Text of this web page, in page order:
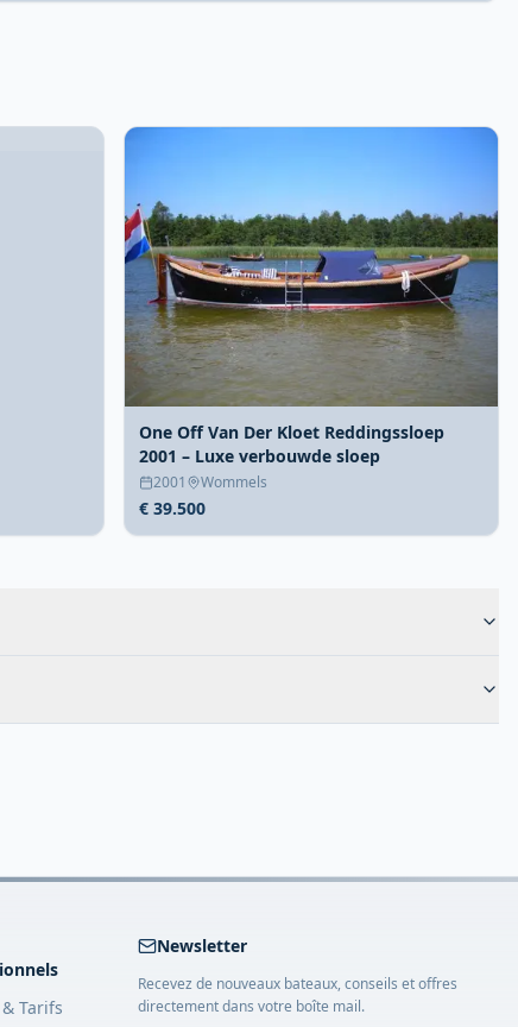
One Off Van Der Kloet Reddingssloep
2001 – Luxe verbouwde sloep
2001 Wommels
€ 39.500
Tarifs
Newsletter
Recevez de nouveaux bateaux, conseils et offres
directement dans votre boîte mail.